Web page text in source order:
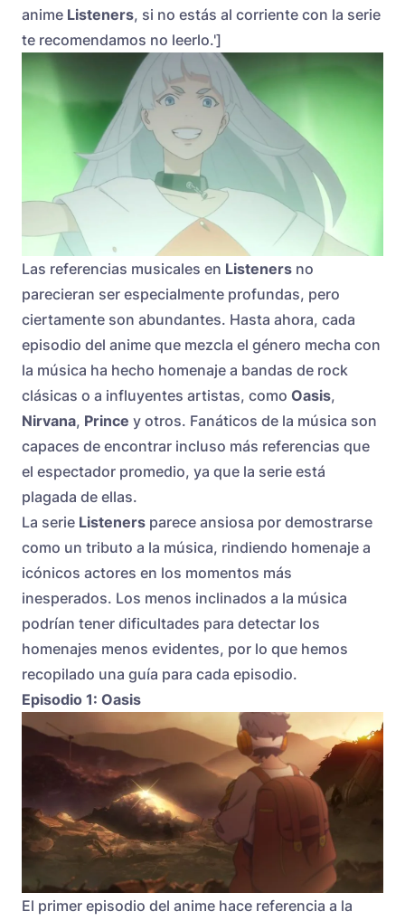
anime Listeners, si no estás al corriente con la serie
te recomendamos no leerlo.']
Las referencias musicales en Listeners no
parecieran ser especialmente profundas, pero
ciertamente son abundantes. Hasta ahora, cada
episodio del anime que mezcla el género mecha con
la música ha hecho homenaje a bandas de rock
clásicas o a influyentes artistas, como Oasis,
Nirvana, Prince y otros. Fanáticos de la música son
capaces de encontrar incluso más referencias que
el espectador promedio, ya que la serie está
plagada de ellas.
La serie Listeners parece ansiosa por demostrarse
como un tributo a la música, rindiendo homenaje a
icónicos actores en los momentos más
inesperados. Los menos inclinados a la música
podrían tener dificultades para detectar los
homenajes menos evidentes, por lo que hemos
recopilado una guía para cada episodio.
Episodio 1: Oasis
El primer episodio del anime hace referencia a la